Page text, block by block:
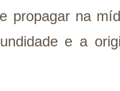
propagar na
e a